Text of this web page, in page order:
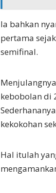
Ia bahkan
pertama
semifinal.
kebobolan di
kekokohan
Hal itulah